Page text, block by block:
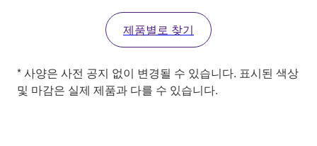
제품별로 찾기
* 사양은 사전 공지 없이 변경될 수 있습니다. 표시된 색상
및 마감은 실제 제품과 다를 수 있습니다.